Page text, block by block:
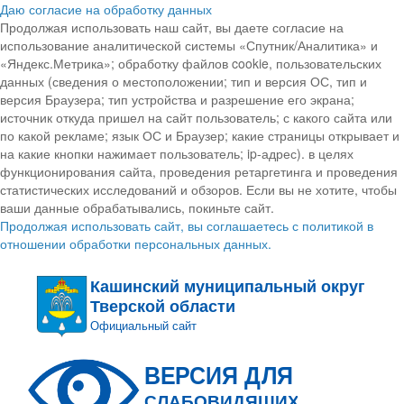
Даю согласие на обработку данных
Продолжая использовать наш сайт, вы даете согласие на
использование аналитической системы «Спутник/Аналитика» и
«Яндекс.Метрика»; обработку файлов cookie, пользовательских
данных (сведения о местоположении; тип и версия ОС, тип и
версия Браузера; тип устройства и разрешение его экрана;
источник откуда пришел на сайт пользователь; с какого сайта или
по какой рекламе; язык ОС и Браузер; какие страницы открывает и
на какие кнопки нажимает пользователь; ip-адрес). в целях
функционирования сайта, проведения ретаргетинга и проведения
статистических исследований и обзоров. Если вы не хотите, чтобы
ваши данные обрабатывались, покиньте сайт.
Продолжая использовать сайт, вы соглашаетесь с политикой в
отношении обработки персональных данных.